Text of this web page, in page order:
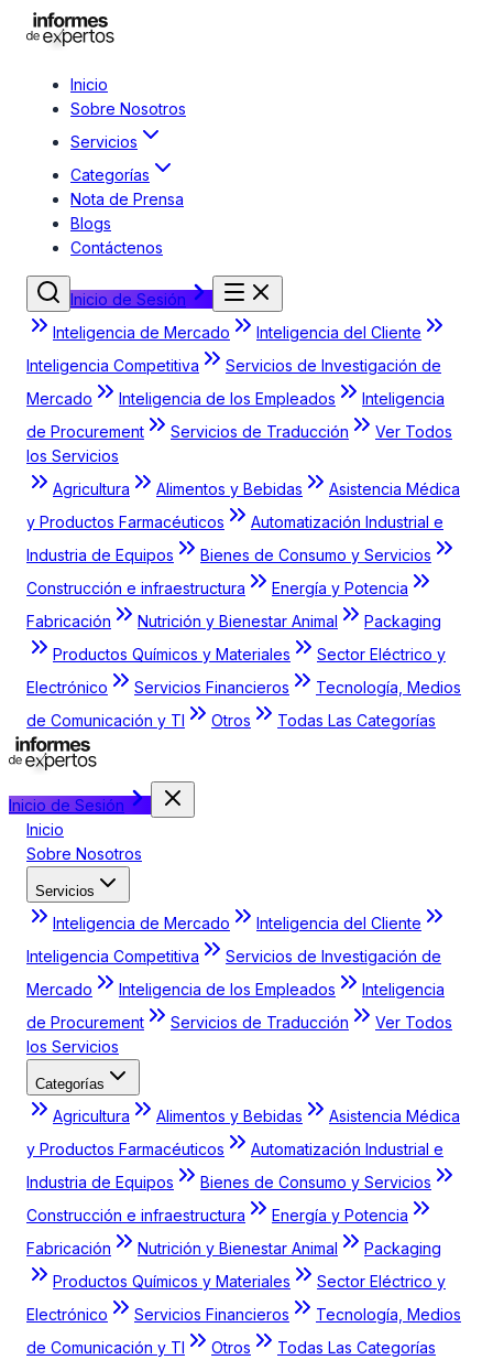
Inicio
Sobre Nosotros
Servicios
Categorías
Nota de Prensa
Blogs
Contáctenos
Inicio de Sesión
Inteligencia de Mercado
Inteligencia del Cliente
Inteligencia Competitiva
Servicios de Investigación de
Mercado
Inteligencia de los Empleados
Inteligencia
de Procurement
Servicios de Traducción
Ver Todos
los Servicios
Agricultura
Alimentos y Bebidas
Asistencia Médica
y Productos Farmacéuticos
Automatización Industrial e
Industria de Equipos
Bienes de Consumo y Servicios
Construcción e infraestructura
Energía y Potencia
Fabricación
Nutrición y Bienestar Animal
Packaging
Productos Químicos y Materiales
Sector Eléctrico y
Electrónico
Servicios Financieros
Tecnología, Medios
de Comunicación y TI
Otros Todas Las Categorías
Inicio de Sesión
Inicio
Sobre Nosotros
Servicios
Inteligencia de Mercado
Inteligencia del Cliente
Inteligencia Competitiva
Servicios de Investigación de
Mercado
Inteligencia de los Empleados
Inteligencia
de Procurement
Servicios de Traducción
Ver Todos
los Servicios
Categorías
Agricultura Alimentos y Bebidas
Asistencia Médica
y Productos Farmacéuticos
Automatización Industrial e
Industria de Equipos
Bienes de Consumo y Servicios
Construcción e infraestructura
Energía y Potencia
Fabricación
Nutrición y Bienestar Animal
Packaging
Productos Químicos y Materiales
Sector Eléctrico y
Electrónico
Servicios Financieros
Tecnología, Medios
de Comunicación y TI
Otros
Todas Las Categorías